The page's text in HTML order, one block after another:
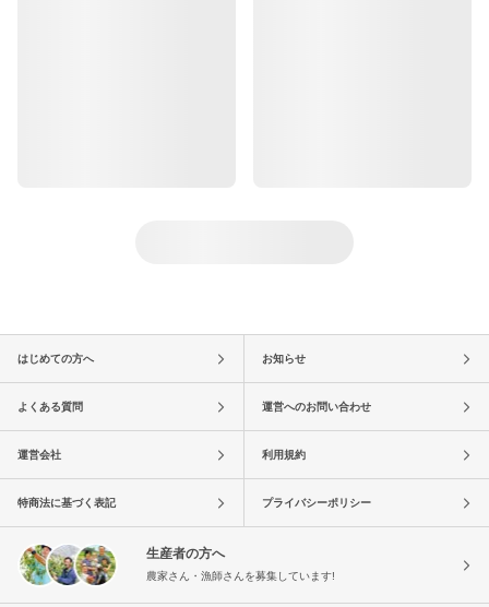
はじめての方へ お知らせ
よくある質問 運営へのお問い合わせ
運営会社 利用規約
特商法に基づく表記 プライバシーポリシー
生産者の方へ
農家さん・漁師さんを募集しています!